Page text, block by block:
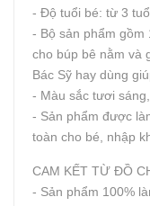
- Độ tuổi bé: từ 3
- Bộ sản phẩm gồm
cho búp bê nằm và
Bác Sỹ hay dùng
- Màu sắc tươi
- Sản phẩm được
toàn cho bé, nhập
CAM KẾT TỪ ĐỒ
- Sản phẩm 100%